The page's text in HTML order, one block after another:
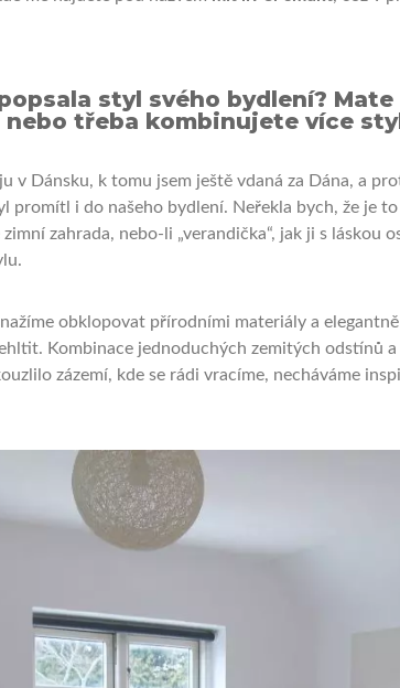
styl svého bydlení? Mate
třeba kombinujete více
v Dánsku, k tomu jsem ještě vdaná za Dána, a
promítl i do našeho bydlení. Neřekla bych, že je
zahrada, nebo-li „verandička“, jak ji s láskou
obklopovat přírodními materiály a
Kombinace jednoduchých zemitých odstínů
zázemí, kde se rádi vracíme, necháváme